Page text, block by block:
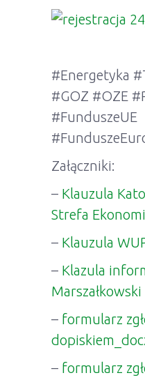
#Energetyka
#GOZ #OZE
#FunduszeUE
Załączniki:
– Klauzula
Strefa
– Klauzula
– Klazula
Marszałkowski
– formularz
– formularz